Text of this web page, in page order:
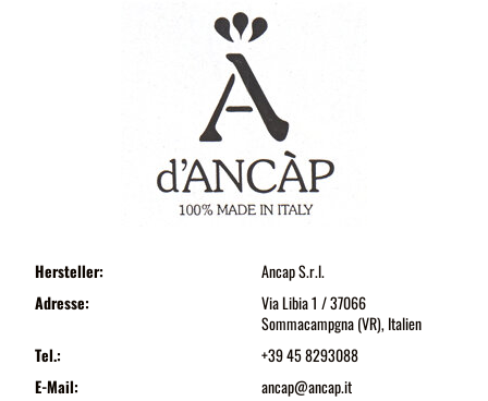
Hersteller:
Ancap S.r.l.
Adresse:
Via Libia 1 / 37066
Sommacampgna (VR), Italien
Tel.:
+39 45 8293088
E-Mail:
ancap@ancap.it